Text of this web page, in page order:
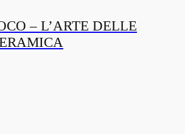
– L’ARTE DELLE